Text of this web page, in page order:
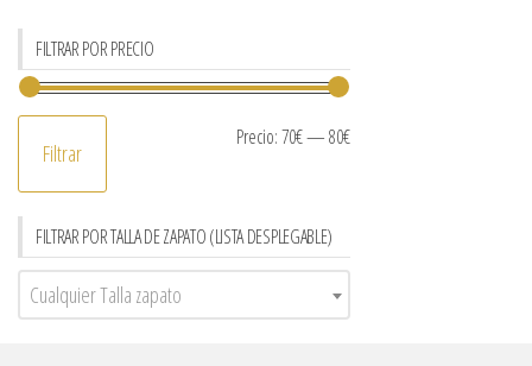
FILTRAR POR PRECIO
Filtrar
Precio:70€—80€
FILTRAR POR TALLA DE ZAPATO (LISTA DESPLEGABLE)
Cualquier Talla zapato